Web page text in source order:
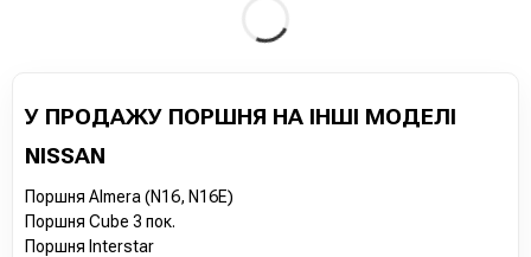
У ПРОДАЖУ ПОРШНЯ НА ІНШІ МОДЕЛІ
NISSAN
Поршня Almera (N16, N16E)
Поршня Cube 3 пок.
Поршня Interstar